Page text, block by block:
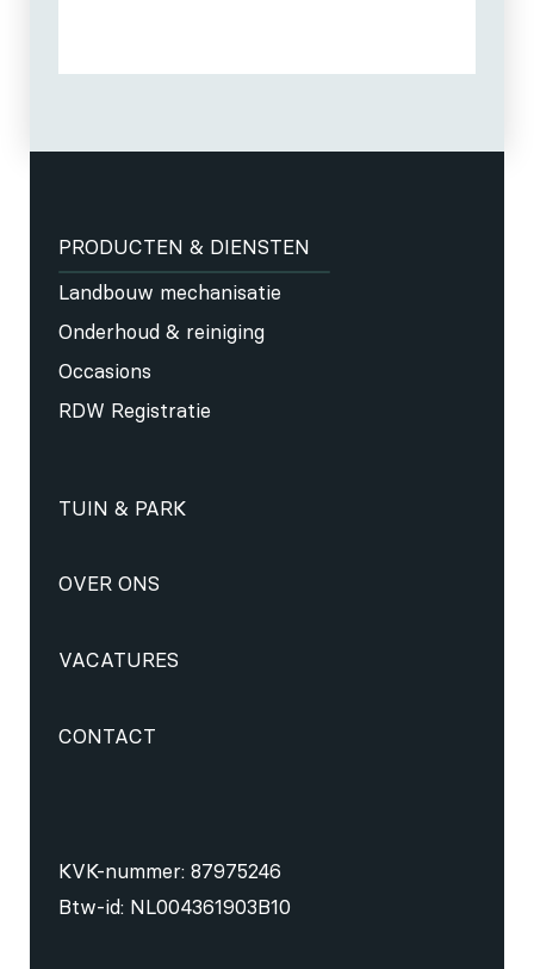
PRODUCTEN & DIENSTEN
Landbouw mechanisatie
Onderhoud & reiniging
Occasions
RDW Registratie
TUIN & PARK
OVER ONS
VACATURES
CONTACT
KVK-nummer: 87975246
Btw-id: NL004361903B10